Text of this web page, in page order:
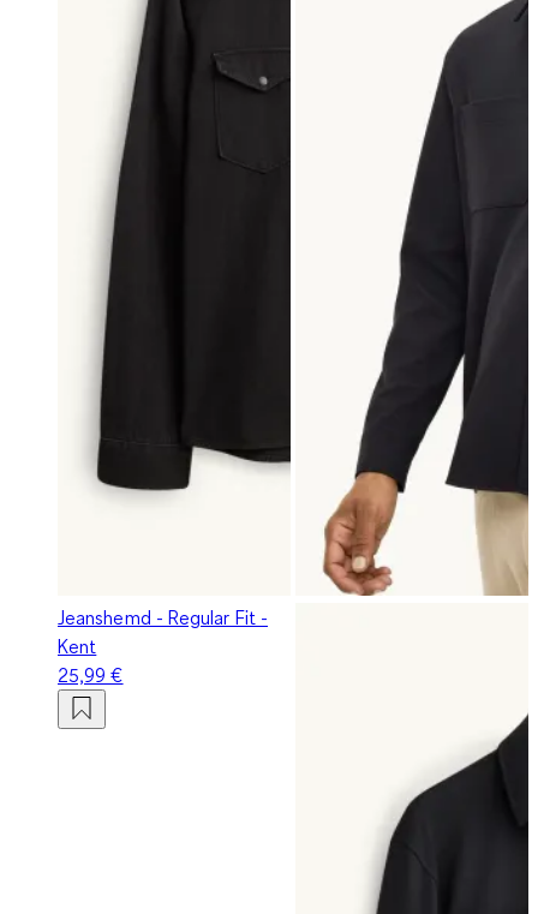
Jeanshemd - Regular Fit -
Kent
25,99 €